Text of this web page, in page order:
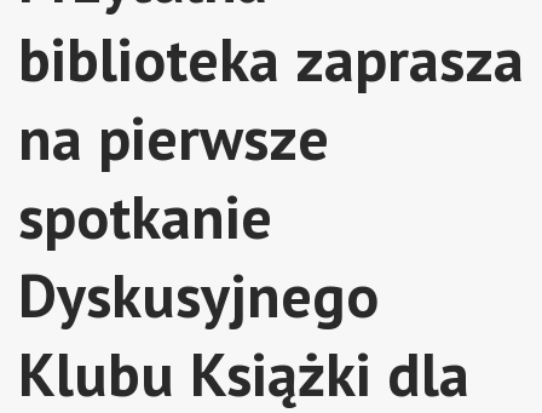
biblioteka zaprasza
na pierwsze
spotkanie
Dyskusyjnego
Klubu Książki dla